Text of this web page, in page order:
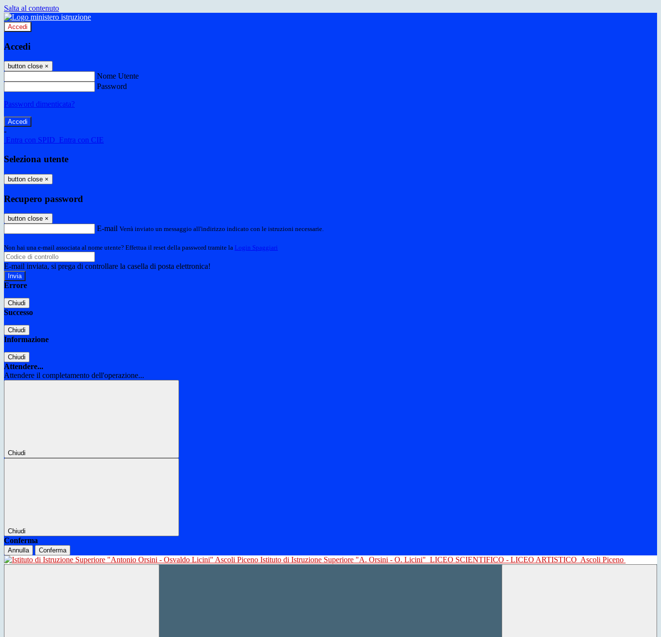
Salta al contenuto
Accedi
Accedi
button close ×
Nome Utente
Password
Password dimenticata?
-
Entra con SPID Entra con CIE
Seleziona utente
button close ×
Recupero password
button close ×
E-mail Verrà inviato un messaggio all'indirizzo indicato con le istruzioni necessarie.
Non hai una e-mail associata al nome utente? Effettua il reset della password tramite la Login Spaggiari
E-mail inviata, si prega di controllare la casella di posta elettronica!
Errore
Chiudi
Successo
Chiudi
Informazione
Chiudi
Attendere...
Attendere il completamento dell'operazione...
Chiudi
Chiudi
Conferma
Annulla Conferma
Istituto di Istruzione Superiore "A. Orsini - O. Licini" LICEO SCIENTIFICO - LICEO ARTISTICO Ascoli Piceno